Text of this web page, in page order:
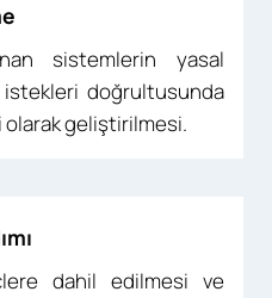
sistemlerin yasal
doğrultusunda
geliştirilmesi.
dahil edilmesi ve